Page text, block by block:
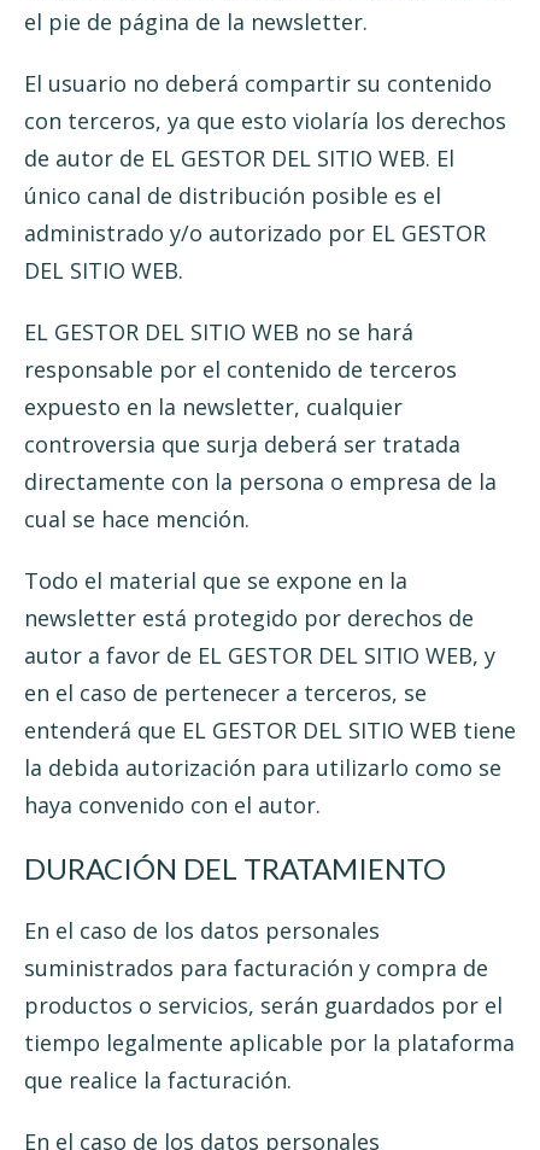
el pie de página de la newsletter.
El usuario no deberá compartir su contenido
con terceros, ya que esto violaría los derechos
de autor de EL GESTOR DEL SITIO WEB. El
único canal de distribución posible es el
administrado y/o autorizado por EL GESTOR
DEL SITIO WEB.
EL GESTOR DEL SITIO WEB no se hará
responsable por el contenido de terceros
expuesto en la newsletter, cualquier
controversia que surja deberá ser tratada
directamente con la persona o empresa de la
cual se hace mención.
Todo el material que se expone en la
newsletter está protegido por derechos de
autor a favor de EL GESTOR DEL SITIO WEB, y
en el caso de pertenecer a terceros, se
entenderá que EL GESTOR DEL SITIO WEB tiene
la debida autorización para utilizarlo como se
haya convenido con el autor.
DURACIÓN DEL TRATAMIENTO
En el caso de los datos personales
suministrados para facturación y compra de
productos o servicios, serán guardados por el
tiempo legalmente aplicable por la plataforma
que realice la facturación.
En el caso de los datos personales